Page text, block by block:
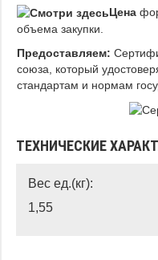
Цена
объема закупки.
Предоставляем:
союза, который
стандартам и нормам
ТЕХНИЧЕСКИЕ
Вес ед.(кг):
1,55